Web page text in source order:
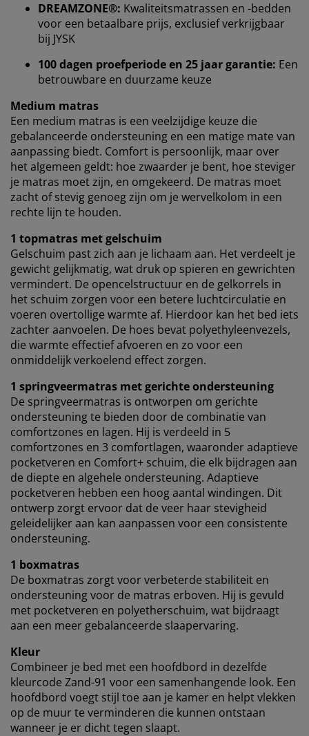
DREAMZONE®: Kwaliteitsmatrassen en -bedden
voor een betaalbare prijs, exclusief verkrijgbaar
bij JYSK
100 dagen proefperiode en 25 jaar garantie: Een
betrouwbare en duurzame keuze
Medium matras
Een medium matras is een veelzijdige keuze die
gebalanceerde ondersteuning en een matige mate van
aanpassing biedt. Comfort is persoonlijk, maar over
het algemeen geldt: hoe zwaarder je bent, hoe steviger
je matras moet zijn, en omgekeerd. De matras moet
zacht of stevig genoeg zijn om je wervelkolom in een
rechte lijn te houden.
1 topmatras met gelschuim
Gelschuim past zich aan je lichaam aan. Het verdeelt je
gewicht gelijkmatig, wat druk op spieren en gewrichten
vermindert. De opencelstructuur en de gelkorrels in
het schuim zorgen voor een betere luchtcirculatie en
voeren overtollige warmte af. Hierdoor kan het bed iets
zachter aanvoelen. De hoes bevat polyethyleenvezels,
die warmte effectief afvoeren en zo voor een
onmiddelijk verkoelend effect zorgen.
1 springveermatras met gerichte ondersteuning
De springveermatras is ontworpen om gerichte
ondersteuning te bieden door de combinatie van
comfortzones en lagen. Hij is verdeeld in 5
comfortzones en 3 comfortlagen, waaronder adaptieve
pocketveren en Comfort+ schuim, die elk bijdragen aan
de diepte en algehele ondersteuning. Adaptieve
pocketveren hebben een hoog aantal windingen. Dit
ontwerp zorgt ervoor dat de veer haar stevigheid
geleidelijker aan kan aanpassen voor een consistente
ondersteuning.
1 boxmatras
De boxmatras zorgt voor verbeterde stabiliteit en
ondersteuning voor de matras erboven. Hij is gevuld
met pocketveren en polyetherschuim, wat bijdraagt
aan een meer gebalanceerde slaapervaring.
Kleur
Combineer je bed met een hoofdbord in dezelfde
kleurcode Zand-91 voor een samenhangende look. Een
hoofdbord voegt stijl toe aan je kamer en helpt vlekken
op de muur te verminderen die kunnen ontstaan
wanneer je er dicht tegen slaapt.
Wanneer je marketingcookies accepteert, delen we je
browsergegevens met marketingpartners (zoals
Google, Meta en Tiktok) voor gepersonaliseerde en
vaste advertenties. Je kunt meer lezen over de
doeleinden via ''Aanpassen'' en je toestemming op elk
klikken. Door op ''Alles accepteren'' te klikken, ga je
akkoord met alle drie de doeleinden. Lees meer over
onze verzameling en verwerking van
persoonsgegevens en onscookiebeleid.